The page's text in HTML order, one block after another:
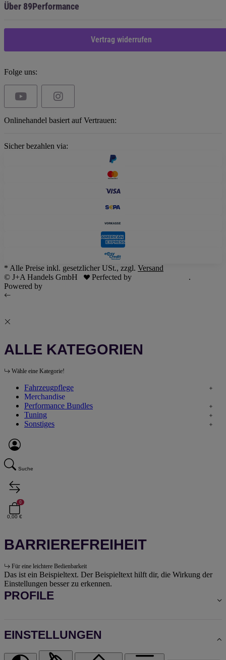
Über 89Performance
Vertrag widerrufen
Folge uns:
Onlinehandel basiert auf Vertrauen:
Sicher bezahlen via:
* Alle Preise inkl. gesetzlicher USt., zzgl. Versand
© J+A Handels GmbH
Perfected by
.
Powered by
ALLE KATEGORIEN
Wähle eine Kategorie!
Fahrzeugpflege
Merchandise
Performance Bundles
Tuning
Sonstiges
Suche
0
0,00 €
BARRIEREFREIHEIT
Für eine leichtere Bedienbarkeit
Das ist ein Beispieltext. Der Beispieltext hilft dir, die Wirkung der
Einstellungen besser zu erkennen.
PROFILE
EINSTELLUNGEN